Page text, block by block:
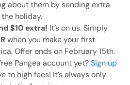
about them by sending extra
holiday.
$10 extra! It’s on us. Simply
when you make your first
Offer ends on February 15th.
Pangea account yet?Sign up
to high fees! It’s always only